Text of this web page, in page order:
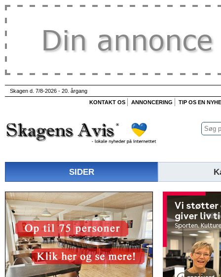
Skagen d. 7/8-2026 - 20. årgang
KONTAKT OS
ANNONCERING TIP OS EN
SIDER